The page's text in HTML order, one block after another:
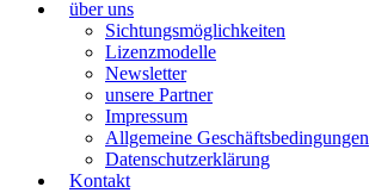
über uns
Sichtungsmöglichkeiten
Lizenzmodelle
Newsletter
unsere Partner
Impressum
Allgemeine Geschäftsbedingungen
Datenschutzerklärung
Kontakt